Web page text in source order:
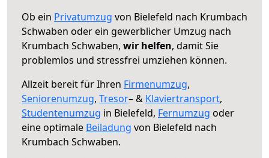
Ob ein Privatumzug von Bielefeld nach Krumbach
Schwaben oder ein gewerblicher Umzug nach
Krumbach Schwaben, wir helfen, damit Sie
problemlos und stressfrei umziehen können.
Allzeit bereit für Ihren Firmenumzug,
Seniorenumzug, Tresor– & Klaviertransport,
Studentenumzug in Bielefeld, Fernumzug oder
eine optimale Beiladung von Bielefeld nach
Krumbach Schwaben.